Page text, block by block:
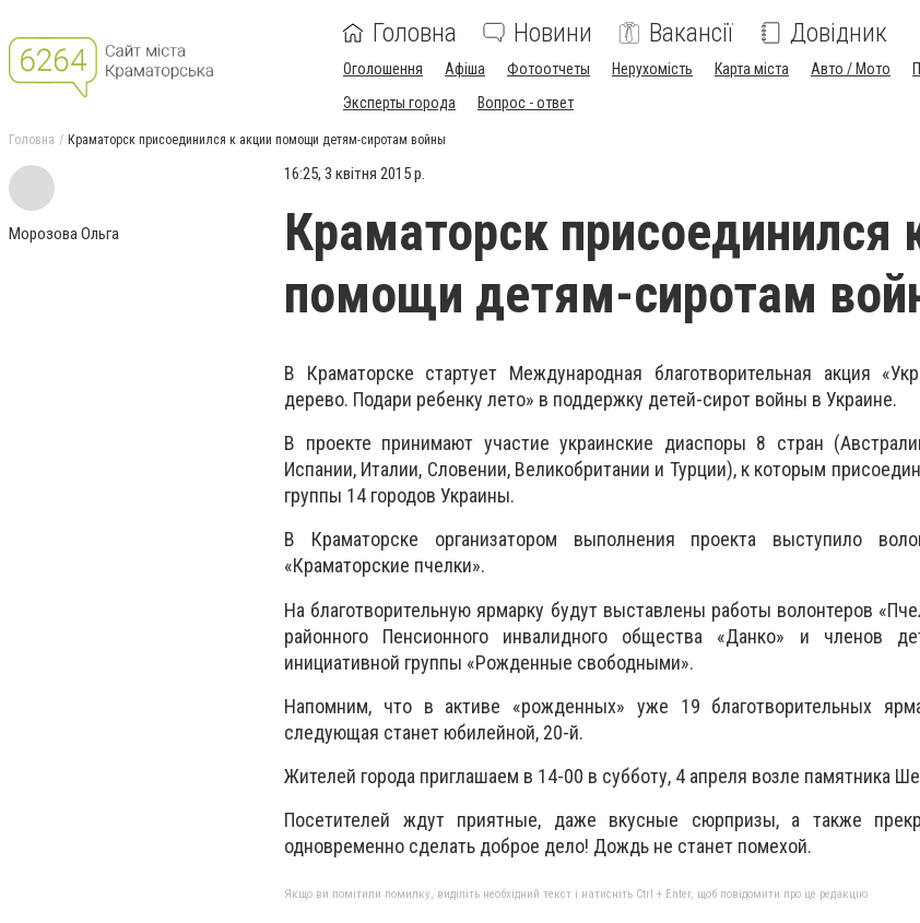
Головна Новини Вакансії Довідник
Оголошення Афіша Фотоотчеты Нерухомість Карта міста Авто / Мото
Эксперты города
Вопрос - ответ
Головна Краматорск присоединился к акции помощи детям-сиротам войны
Морозова Ольга
16:25, 3 квітня 2015 р.
Краматорск присоединился
помощи детям-сиротам
В Краматорске стартует Международная благотворительная акция
дерево. Подари ребенку лето» в поддержку детей-сирот войны в Украине.
В проекте принимают участие украинские диаспоры 8 стран
Испании, Италии, Словении, Великобритании и Турции), к которым
группы 14 городов Украины.
В Краматорске организатором выполнения проекта выступило
«Краматорские пчелки».
На благотворительную ярмарку будут выставлены работы волонтеров
районного Пенсионного инвалидного общества «Данко» и членов
инициативной группы «Рожденные свободными».
Напомним, что в активе «рожденных» уже 19 благотворительных
следующая станет юбилейной, 20-й.
Жителей города приглашаем в 14-00 в субботу, 4 апреля возле памятника
Посетителей ждут приятные, даже вкусные сюрпризы, а также
одновременно сделать доброе дело! Дождь не станет помехой.
Якщо ви помітили помилку, виділіть необхідний текст і натисніть Ctrl + Enter, щоб повідомити про це редакцію